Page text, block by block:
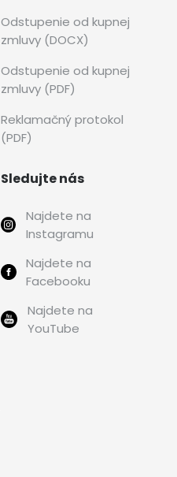
Odstupenie od kupnej
zmluvy (DOCX)
Odstupenie od kupnej
zmluvy (PDF)
Reklamačný protokol
(PDF)
Sledujte nás
Najdete na
Instagramu
Najdete na
Facebooku
Najdete na
YouTube